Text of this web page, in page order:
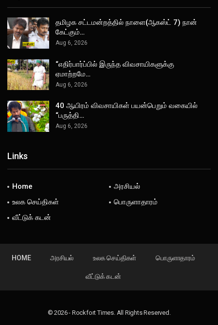
தமிழக சட்டமன்றத்தில் நாளை(ஆகஸ்ட் 7) நான்
கேட்கும்…
Aug 6, 2026
“எதிர்பார்ப்பில் இருந்த விவசாயிகளுக்கு
ஏமாற்றமே…
Aug 6, 2026
40 ஆயிரம் விவசாயிகள் பயன்பெறும் வகையில்
“பருத்தி…
Aug 6, 2026
Links
Home
அரசியல்
உலக செய்திகள்
பொருளாதாரம்
வீட்டுக் கடன்
HOME அரசியல் உலக செய்திகள் பொருளாதாரம்
வீட்டுக் கடன்
© 2026 - Rockfort Times. All Rights Reserved.